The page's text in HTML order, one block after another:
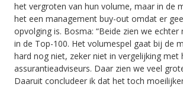
het vergroten van hun volume, maar in de
het een management buy-out omdat er
opvolging is. Bosma: “Beide zien we echter
in de Top-100. Het volumespel gaat bij de
hard nog niet, zeker niet in vergelijking met
assurantieadviseurs. Daar zien we veel
Daaruit concludeer ik dat het toch